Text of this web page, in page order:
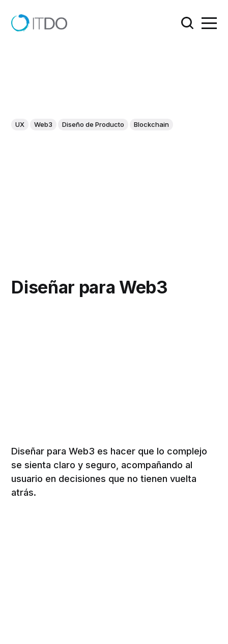
UX Web3 Diseño de Producto Blockchain
Diseñar para Web3
Diseñar para Web3 es hacer que lo complejo
se sienta claro y seguro, acompañando al
usuario en decisiones que no tienen vuelta
atrás.